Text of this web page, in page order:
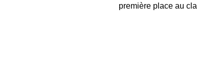
première place au